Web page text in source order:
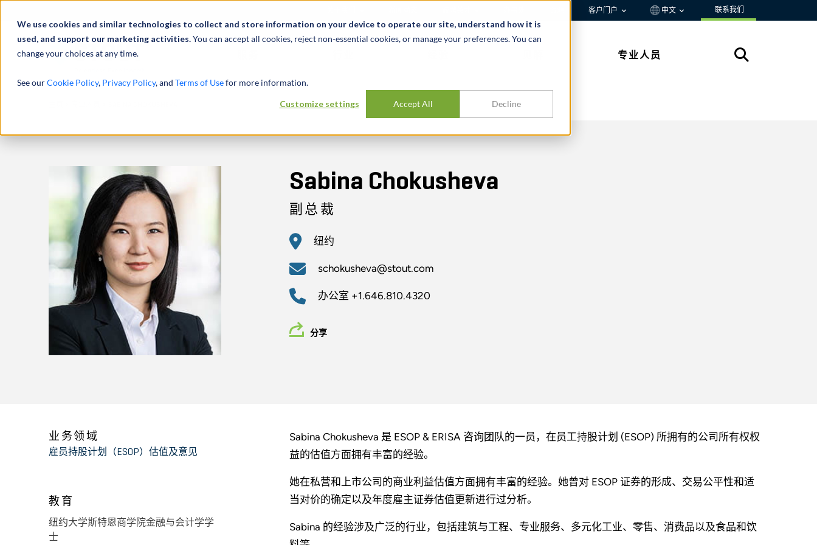
We use cookies and similar technologies to collect and store information on your device to operate our site, understand how it is
used, and support our marketing activities.You can accept all cookies, reject non-essential cookies, or manage your preferences. You can
change your choices at any time.
See ourCookie Policy, Privacy Policy, and Terms of Usefor more information.
Customize settings Accept All Decline
客户门户 中文 联系我们
专业人员
Sabina Chokusheva
副总裁
纽约
schokusheva@stout.com
办公室 +1.646.810.4320
分享
Sabina Chokusheva 是 ESOP & ERISA 咨询团队的一员，在员工持股计划 (ESOP) 所拥有的公司所有权权
益的估值方面拥有丰富的经验。
她在私营和上市公司的商业利益估值方面拥有丰富的经验。她曾对 ESOP 证券的形成、交易公平性和适
当对价的确定以及年度雇主证券估值更新进行过分析。
Sabina 的经验涉及广泛的行业，包括建筑与工程、专业服务、多元化工业、零售、消费品以及食品和饮
业务领域
雇员持股计划（ESOP）估值及意见
教育
纽约大学斯特恩商学院金融与会计学学
士